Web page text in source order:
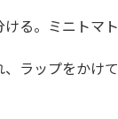
る。ミニトマト
ラップをかけて